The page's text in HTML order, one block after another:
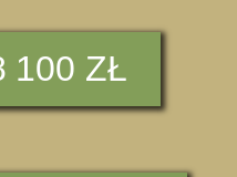
100 ZŁ